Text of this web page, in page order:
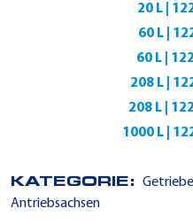
20 L |
60 L |
60 L |
208 L |
208 L |
1000 L |
KATEGORIE:
Antriebsachsen